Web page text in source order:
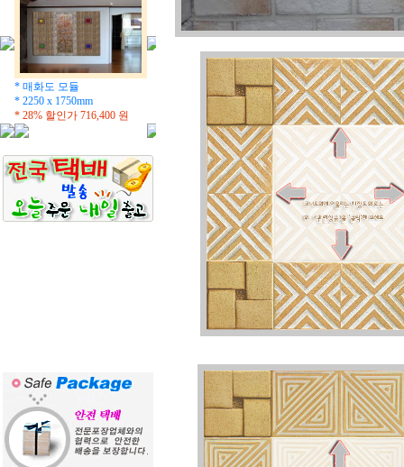
* 매화도 모듈
* 2250 x 1750mm
* 28% 할인가 716,400 원